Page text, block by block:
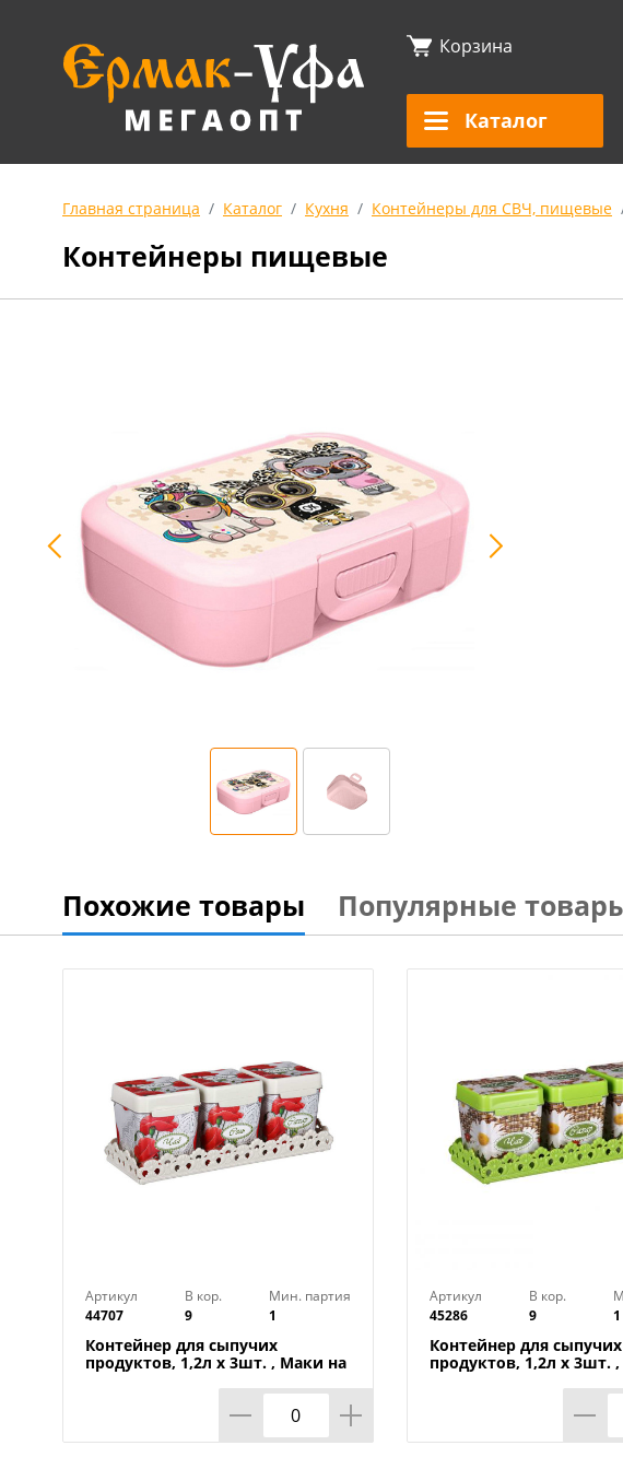
Корзина
Каталог
Главная страница Каталог Кухня Контейнеры для СВЧ, пищевые
Контейнеры пищевые
Похожие товары Популярные
Артикул
44707
В кор.
9
Мин. партия
1
Контейнер для сыпучих
продуктов, 1,2л х 3шт. , Маки на
Артикул
45286
В кор.
9
1
Контейнер для сыпучих
продуктов, 1,2л х 3шт. ,